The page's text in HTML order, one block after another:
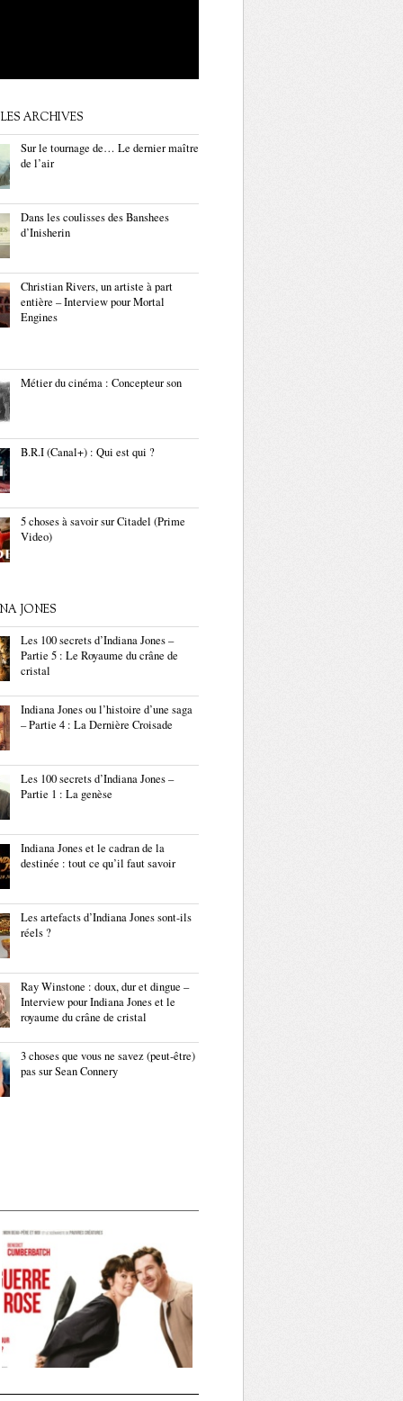
ARCHIVES
Sur le tournage de… Le dernier maître
de l’air
Dans les coulisses des Banshees
d’Inisherin
Christian Rivers, un artiste à part
entière – Interview pour Mortal
Engines
Métier du cinéma : Concepteur son
B.R.I (Canal+) : Qui est qui ?
5 choses à savoir sur Citadel (Prime
Video)
JONES
Les 100 secrets d’Indiana Jones –
Partie 5 : Le Royaume du crâne de
cristal
Indiana Jones ou l’histoire d’une saga
– Partie 4 : La Dernière Croisade
Les 100 secrets d’Indiana Jones –
Partie 1 : La genèse
Indiana Jones et le cadran de la
destinée : tout ce qu’il faut savoir
Les artefacts d’Indiana Jones sont-ils
réels ?
Ray Winstone : doux, dur et dingue –
Interview pour Indiana Jones et le
royaume du crâne de cristal
3 choses que vous ne savez (peut-être)
pas sur Sean Connery